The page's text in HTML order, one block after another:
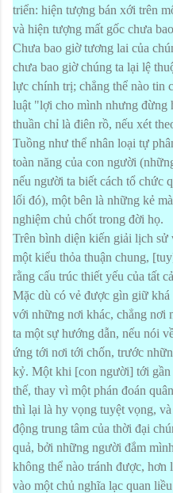
triển: hiện tượng bán xới trên
và hiện tượng mất gốc chưa
Chưa bao giờ tương lai của
chưa bao giờ chúng ta lại lệ
lực chính trị; chẳng thể nào tin
luật "lợi cho mình nhưng đừng
thuần chỉ là điên rồ, nếu xét
Tuồng như thể nhân loại tự
toàn năng của con người
nếu người ta biết cách tổ chức
lối đó), một bên là những kẻ
nghiệm chủ chốt trong đời họ.
Trên bình diện kiến giải lịch
một kiểu thỏa thuận chung,
rằng cấu trúc thiết yếu của tất
Mặc dù có vẻ được gìn giữ
với những nơi khác, chẳng nơi
ta một sự hướng dẫn, nếu nói
ứng tới nơi tới chốn, trước
kỷ. Một khi [con người] tới
thế, thay vì một phán đoán
thì lại là hy vọng tuyệt vọng,
động trung tâm của thời đại
quả, bởi những người đắm
không thể nào tránh được,
vào một chủ nghĩa lạc quan